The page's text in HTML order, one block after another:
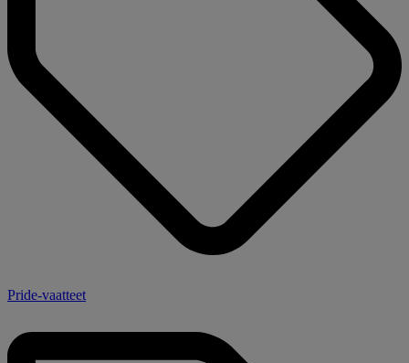
Pride-vaatteet